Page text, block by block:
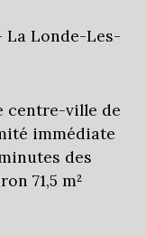
La Londe-Les-
centre-ville de
immédiate
des
71,5 m²